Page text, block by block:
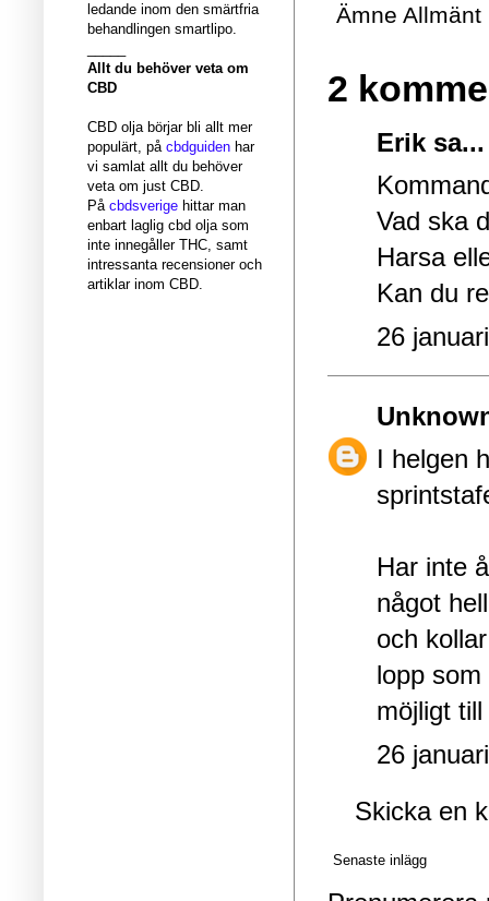
Ämne Allmänt
2
Erik sa...
Vad ska
Harsa
Kan du
26
I helgen
Har inte
något
och
lopp
möjligt
26
Skicka en
Senaste inlägg
ledande inom den smärtfria
behandlingen smartlipo.
Allt du behöver veta om
CBD
CBD olja börjar bli allt mer
populärt, påcbdguiden har
vi samlat allt du behöver
veta om just CBD.
På cbdsverige hittar man
enbart laglig cbd olja som
inte innegåller THC, samt
intressanta recensioner och
artiklar inom CBD.